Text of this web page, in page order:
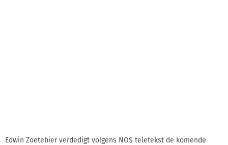
Edwin Zoetebier verdedigt volgens NOS teletekst de komende